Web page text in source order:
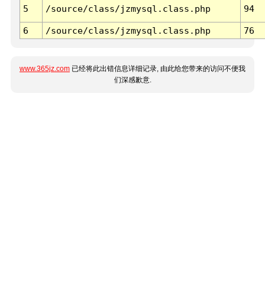
5 /source/class/jzmysql.class.php 94
6 /source/class/jzmysql.class.php 76
www.365jz.com 已经将此出错信息详细记录, 由此给您带来的访问不便我
们深感歉意.